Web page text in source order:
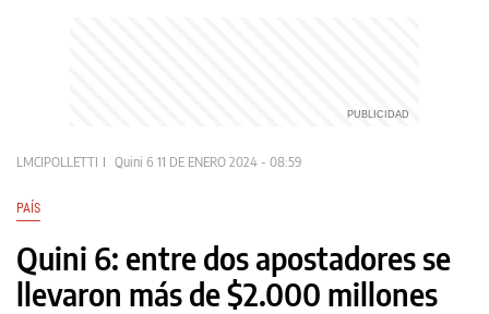
LMCIPOLLETTI Quini 6 11 DE ENERO 2024 - 08:59
PAÍS
Quini 6: entre dos apostadores se
llevaron más de $2.000 millones